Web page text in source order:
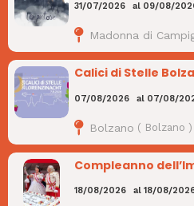
31/07/2026 al 09/08/
Madonna di
Calici di Stelle
07/08/2026 al 07/08/
Bolzano ( Bolzano )
Compleanno
18/08/2026 al 18/08/